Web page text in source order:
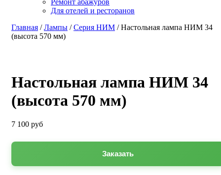
Ремонт абажуров
Для отелей и ресторанов
Главная /Лампы /Серия НИМ / Настольная лампа НИМ 34
(высота 570 мм)
Настольная лампа НИМ 34
(высота 570 мм)
7 100 руб
Заказать